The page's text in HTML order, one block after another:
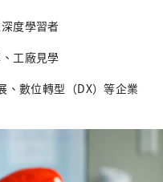
度學習者
工廠見學
、數位轉型（DX）等企業